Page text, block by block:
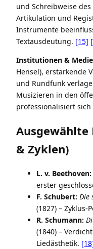
und Schreibweise
Artikulation und
Instrumente
Textausdeutung. [15]
Institutionen &
Hensel), erstarkende
und Rundfunk
Musizieren in den
professionalisiert
Ausgewählte
& Zyklen)
L. v. Beethoven:
erster
F. Schubert: Die
(1827) – Zyklus-
R. Schumann:
(1840) –
Liedästhetik.